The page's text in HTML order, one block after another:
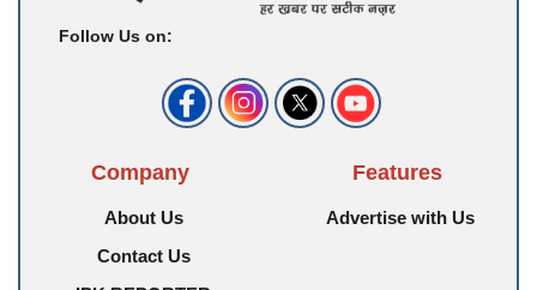
Follow Us on:
Company
About Us
Contact Us
Features
Advertise with Us